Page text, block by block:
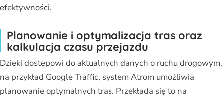
efektywności.
Planowanie i optymalizacja tras oraz
kalkulacja czasu przejazdu
Dzięki dostępowi do aktualnych danych o ruchu drogowym,
na przykład Google Traffic, system Atrom umożliwia
planowanie optymalnych tras. Przekłada się to na